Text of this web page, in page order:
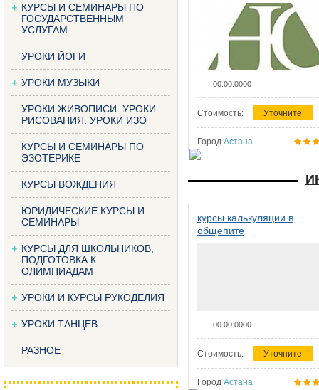
КУРСЫ И СЕМИНАРЫ ПО
ГОСУДАРСТВЕННЫМ
УСЛУГАМ
УРОКИ ЙОГИ
УРОКИ МУЗЫКИ
УРОКИ ЖИВОПИСИ. УРОКИ
РИСОВАНИЯ. УРОКИ ИЗО
КУРСЫ И СЕМИНАРЫ ПО
ЭЗОТЕРИКЕ
КУРСЫ ВОЖДЕНИЯ
ЮРИДИЧЕСКИЕ КУРСЫ И
СЕМИНАРЫ
КУРСЫ ДЛЯ ШКОЛЬНИКОВ,
ПОДГОТОВКА К
ОЛИМПИАДАМ
УРОКИ И КУРСЫ РУКОДЕЛИЯ
УРОКИ ТАНЦЕВ
РАЗНОЕ
00.00.0000
Стоимость: Уточните
Город Астана
курсы калькуляции в
общепите
00.00.0000
Стоимость: Уточните
Город Астана